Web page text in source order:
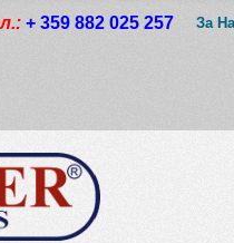
+ 359 882 025 257 За